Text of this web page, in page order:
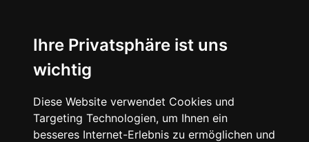
Ihre Privatsphäre ist uns
wichtig
Diese Website verwendet Cookies und
Targeting Technologien, um Ihnen ein
besseres Internet-Erlebnis zu ermöglichen und